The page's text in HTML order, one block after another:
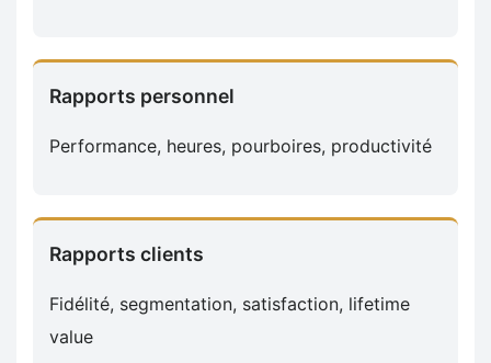
Rapports personnel
Performance, heures, pourboires, productivité
Rapports clients
Fidélité, segmentation, satisfaction, lifetime
value